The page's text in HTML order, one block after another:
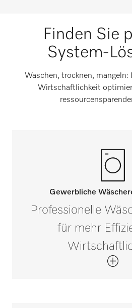
Finden Sie
System-
Waschen, trocknen, mangeln:
Wirtschaftlichkeit
Gewerbliche
Professionelle
für mehr